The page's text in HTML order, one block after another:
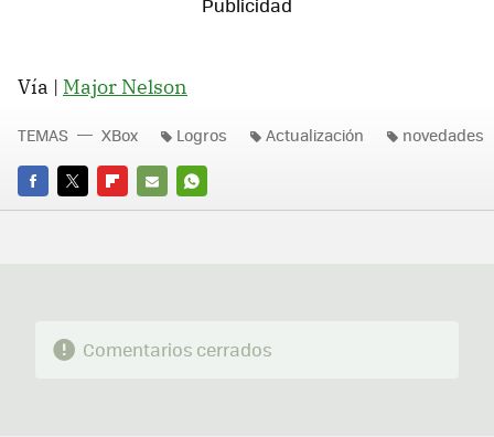
Vía | Major Nelson
FACEBOOK
TWITTERFLIPBOARD
E-
WHATSAPP
TEMAS XBox Logros Actualización novedades
Comentarios cerrados